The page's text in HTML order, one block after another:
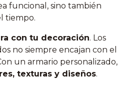
funcional, sino también
tiempo.
con tu decoración. Los
no siempre encajan con el
un armario personalizado,
texturas y diseños.